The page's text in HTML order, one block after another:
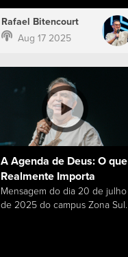
Rafael Bitencourt
Aug 17 2025
A Agenda de Deus: O que
Realmente Importa
Mensagem do dia 20 de julho
de 2025 do campus Zona Sul.